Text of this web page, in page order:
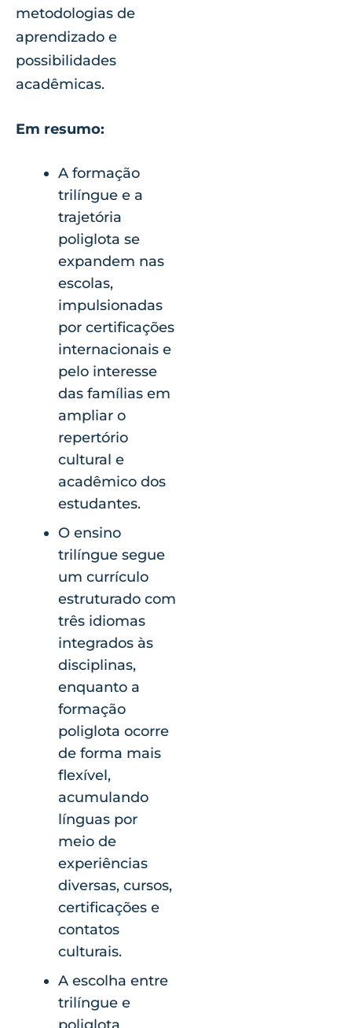
metodologias de
aprendizado e
possibilidades
acadêmicas.
Em resumo:
A formação
trilíngue e a
trajetória
poliglota se
expandem nas
escolas,
impulsionadas
por certificações
internacionais e
pelo interesse
das famílias em
ampliar o
repertório
cultural e
acadêmico dos
estudantes.
O ensino
trilíngue segue
um currículo
estruturado com
três idiomas
integrados às
disciplinas,
enquanto a
formação
poliglota ocorre
de forma mais
flexível,
acumulando
línguas por
meio de
experiências
diversas, cursos,
certificações e
contatos
culturais.
A escolha entre
trilíngue e